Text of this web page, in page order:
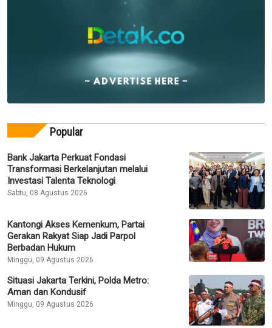
Popular
Bank Jakarta Perkuat Fondasi
Transformasi Berkelanjutan melalui
Investasi Talenta Teknologi
Sabtu, 08 Agustus 2026
Kantongi Akses Kemenkum, Partai
Gerakan Rakyat Siap Jadi Parpol
Berbadan Hukum
Minggu, 09 Agustus 2026
Situasi Jakarta Terkini, Polda Metro:
Aman dan Kondusif
Minggu, 09 Agustus 2026